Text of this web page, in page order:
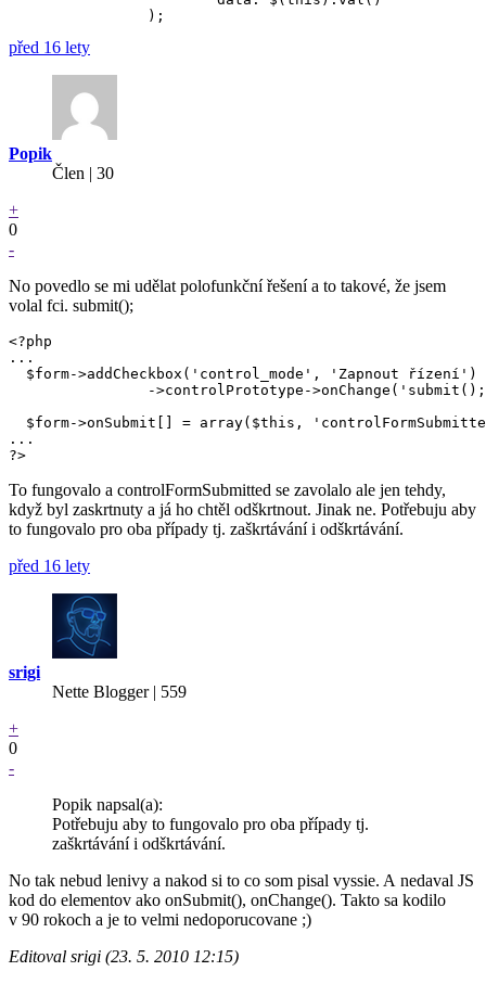
před 16 lety
Popik
Člen | 30
+
0
-
No povedlo se mi udělat polofunkční řešení a to takové, že jsem
volal fci. submit();
<?php
...
  $form->addCheckbox('control_mode', 'Zapnout řízení')
->controlPrototype-
$form->onSubmit[] = array($this,
...
?>
To fungovalo a controlFormSubmitted se zavolalo ale jen tehdy,
když byl zaskrtnuty a já ho chtěl odškrtnout. Jinak ne. Potřebuju aby
to fungovalo pro oba případy tj. zaškrtávání i odškrtávání.
před 16 lety
srigi
Nette Blogger | 559
+
0
-
Popik napsal(a):
Potřebuju aby to fungovalo pro oba případy tj.
zaškrtávání i odškrtávání.
No tak nebud lenivy a nakod si to co som pisal vyssie. A nedaval JS
kod do elementov ako onSubmit(), onChange(). Takto sa kodilo
v 90 rokoch a je to velmi nedoporucovane ;)
Editoval srigi (23. 5. 2010 12:15)